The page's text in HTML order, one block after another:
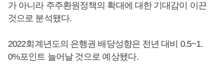
가 아니라 주주환원정책의 확대에 대한 기대감이 이끈
것으로 분석됐다.
2022회계년도의 은행권 배당성향은 전년 대비 0.5~1.
0%포인트 늘어날 것으로 예상됐다.